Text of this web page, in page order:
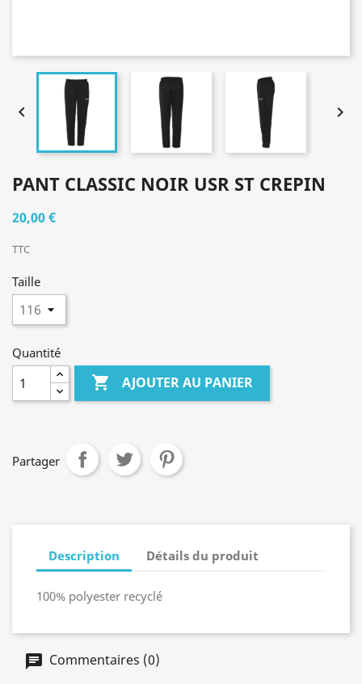
 
PANT CLASSIC NOIR USR ST CREPIN
20,00 €
TTC
Taille
Quantité
 AJOUTER AU PANIER
Partager
Description Détails du produit
100% polyester recyclé
Commentaires (0)